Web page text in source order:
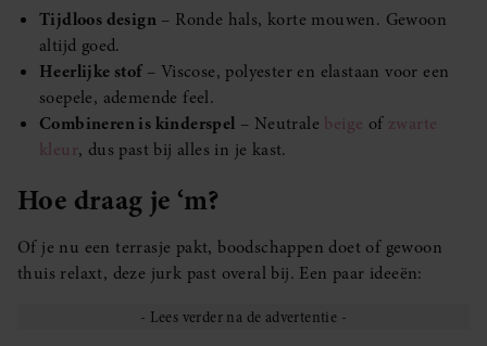
Tijdloos design – Ronde hals, korte mouwen. Gewoon
altijd goed.
Heerlijke stof– Viscose, polyester en elastaan voor een
soepele, ademende feel.
Combineren is kinderspel – Neutrale beige of zwarte
kleur, dus past bij alles in je kast.
Hoe draag je ‘m?
Of je nu een terrasje pakt, boodschappen doet of gewoon
thuis relaxt, deze jurk past overal bij. Een paar ideeën: